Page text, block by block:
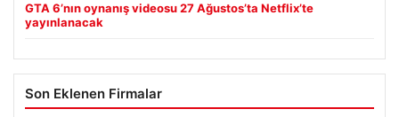
GTA 6’nın oynanış videosu 27 Ağustos’ta Netflix’te
yayınlanacak
Son Eklenen Firmalar